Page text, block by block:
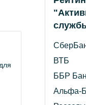
ВТБ
ББР
Альфа-